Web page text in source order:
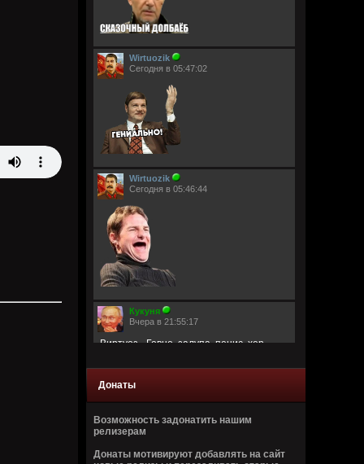
Wirtuozik
Сегодня в 05:47:02
Wirtuozik
Сегодня в 05:46:44
Кукуня
Вчера в 21:55:17
Виртуоз - Говно, залупа, пенис, хер,
Головка, шлюха, жопа, член, еблан,
петух… мудила
Рукоблуд, ссанина, очко, блядун, вагина
Сука, ебланище, влагалище, пердун,
дрочила
Пидор, пизда, туз, малафья
Анус, вагина, путана, педрила
Донаты
Возможность задонатить нашим
релизерам
Донаты мотивируют добавлять на сайт